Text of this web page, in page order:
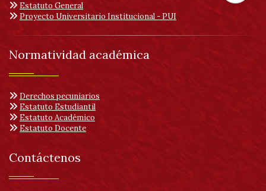
de
Estatuto General
Proyecto Universitario Institucional - PUI
Normatividad académica
Derechos pecuniarios
Estatuto Estudiantil
Estatuto Académico
Estatuto Docente
Contáctenos